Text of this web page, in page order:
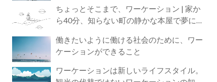
ちょっとそこまで、ワーケーション | 家か
ら40分、知らない町の静かな本屋で夢に近
働きたいように働ける社会のために、ワー
ケーションができること
ワーケーションは新しいライフスタイル。